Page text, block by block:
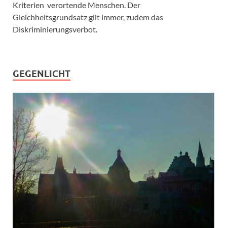
Kriterien verortende Menschen. Der
Gleichheitsgrundsatz gilt immer, zudem das
Diskriminierungsverbot.
GEGENLICHT